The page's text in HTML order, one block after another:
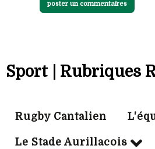
poster un commentaires
Sport | Rubriques
Rugby Cantalien
Le Stade Aurillacois